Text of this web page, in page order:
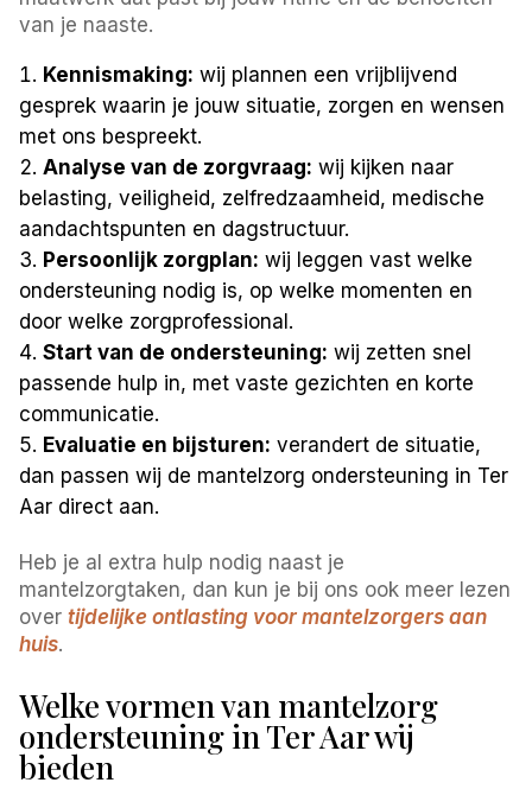
van je naaste.
Kennismaking: wij plannen een vrijblijvend
gesprek waarin je jouw situatie, zorgen en wensen
met ons bespreekt.
Analyse van de zorgvraag: wij kijken naar
belasting, veiligheid, zelfredzaamheid, medische
aandachtspunten en dagstructuur.
Persoonlijk zorgplan: wij leggen vast welke
ondersteuning nodig is, op welke momenten en
door welke zorgprofessional.
Start van de ondersteuning: wij zetten snel
passende hulp in, met vaste gezichten en korte
communicatie.
Evaluatie en bijsturen: verandert de situatie,
dan passen wij de mantelzorg ondersteuning in Ter
Aar direct aan.
Heb je al extra hulp nodig naast je
mantelzorgtaken, dan kun je bij ons ook meer lezen
overtijdelijke ontlasting voor mantelzorgers aan
huis.
Welke vormen van mantelzorg
ondersteuning in Ter Aar wij
bieden